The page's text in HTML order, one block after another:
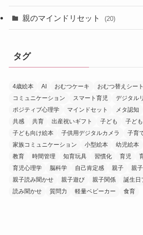
親のマインドリセット (20)
タグ
4歳絵本 AI おむつケーキ おむつ替えシート
コミュニケーション
スマート育児 デジタル
ポジティブ心理学
マインドセット メタ認知
共感
共育 出産祝いギフト 子ども
子ど
子ども向け絵本
子供用デジタルカメラ
子育
家族コミュニケーション
小型絵本 幼児絵本
教育
時間管理 知育玩具 習慣化 育児
育児心理学
脳科学 自己肯定感 親子
親
親子読み聞かせ
親子遊び 親子関係
誕生日
読み聞かせ
質問力 軽量ベビーカー 食育